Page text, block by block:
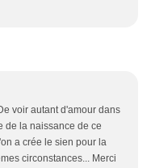
voir autant d'amour dans
de la naissance de ce
a crée le sien pour la
circonstances... Merci